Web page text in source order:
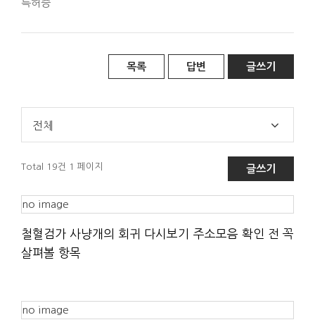
특허증
목록 답변 글쓰기
전체
Total 19건 1 페이지 글쓰기
no image
철혈검가 사냥개의 회귀 다시보기 주소모음 확인 전 꼭
살펴볼 항목
no image